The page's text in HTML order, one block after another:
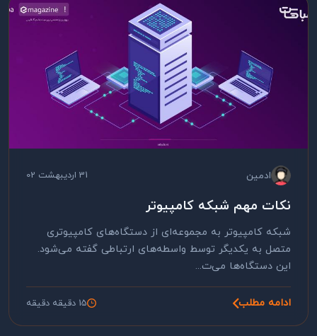
ادمین 31 اردیبهشت 02
نکات مهم شبکه کامپیوتر
شبکه کامپیوتر به مجموعه‌ای از دستگاه‌های کامپیوتری
متصل به یکدیگر توسط واسطه‌های ارتباطی گفته می‌شود.
این دستگاه‌ها می‌ت...
ادامه مطلب 15 دقیقه دقیقه